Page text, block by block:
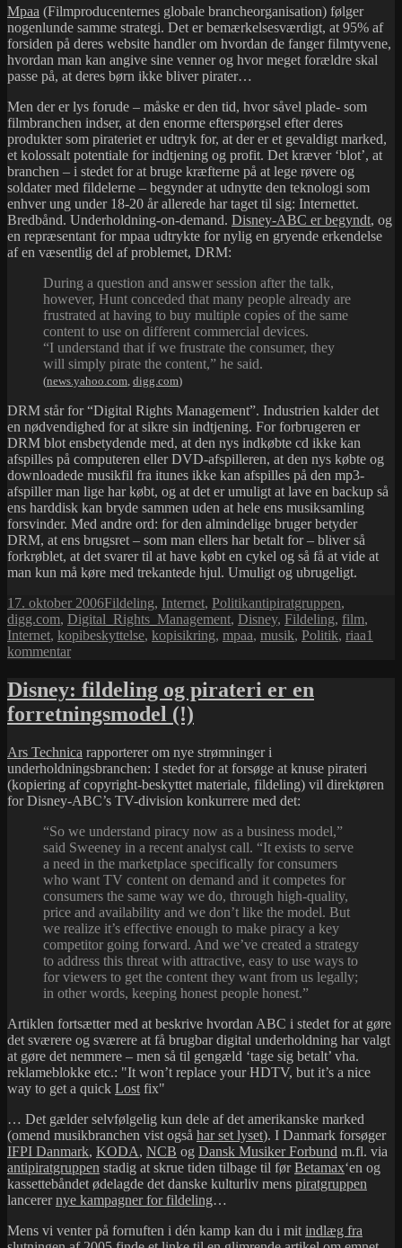
Mpaa (Filmproducenternes globale brancheorganisation) følger
nogenlunde samme strategi. Det er bemærkelsesværdigt, at 95% af
forsiden på deres website handler om hvordan de fanger filmtyvene,
hvordan man kan angive sine venner og hvor meget forældre skal
passe på, at deres børn ikke bliver pirater…
Men der er lys forude – måske er den tid, hvor såvel plade- som
filmbranchen indser, at den enorme efterspørgsel efter deres
produkter som pirateriet er udtryk for, at der er et gevaldigt marked,
et kolossalt potentiale for indtjening og profit. Det kræver ‘blot’, at
branchen – i stedet for at bruge kræfterne på at lege røvere og
soldater med fildelerne – begynder at udnytte den teknologi som
enhver ung under 18-20 år allerede har taget til sig: Internettet.
Bredbånd. Underholdning-on-demand. Disney-ABC er begyndt, og
en repræsentant for mpaa udtrykte for nylig en gryende erkendelse
af en væsentlig del af problemet, DRM:
During a question and answer session after the talk,
however, Hunt conceded that many people already are
frustrated at having to buy multiple copies of the same
content to use on different commercial devices.
“I understand that if we frustrate the consumer, they
will simply pirate the content,” he said.
(news.yahoo.com, digg.com)
DRM står for “Digital Rights Management”. Industrien kalder det
en nødvendighed for at sikre sin indtjening. For forbrugeren er
DRM blot ensbetydende med, at den nys indkøbte cd ikke kan
afspilles på computeren eller DVD-afspilleren, at den nys købte og
downloadede musikfil fra itunes ikke kan afspilles på den mp3-
afspiller man lige har købt, og at det er umuligt at lave en backup så
ens harddisk kan bryde sammen uden at hele ens musiksamling
forsvinder. Med andre ord: for den almindelige bruger betyder
DRM, at ens brugsret – som man ellers har betalt for – bliver så
forkrøblet, at det svarer til at have købt en cykel og så få at vide at
man kun må køre med trekantede hjul. Umuligt og ubrugeligt.
Udgivet
i
17. oktober 2006Kategorier
Fildeling, Internet, PolitikTags
antipiratgruppen,
digg.com, Digital_Rights_Management, Disney, Fildeling, film,
Internet, kopibeskyttelse, kopisikring, mpaa, musik, Politik, riaa1
kommentartil
mon
virker
bedst:
sagsanlæg
eller
lidt
selvransagelse?
Disney: fildeling og pirateri er en
forretningsmodel (!)
Ars Technica rapporterer om nye strømninger i
underholdningsbranchen: I stedet for at forsøge at knuse pirateri
(kopiering af copyright-beskyttet materiale, fildeling) vil direktøren
for Disney-ABC’s TV-division konkurrere med det:
“So we understand piracy now as a business model,”
said Sweeney in a recent analyst call. “It exists to serve
a need in the marketplace specifically for consumers
who want TV content on demand and it competes for
consumers the same way we do, through high-quality,
price and availability and we don’t like the model. But
we realize it’s effective enough to make piracy a key
competitor going forward. And we’ve created a strategy
to address this threat with attractive, easy to use ways to
for viewers to get the content they want from us legally;
in other words, keeping honest people honest.”
Artiklen fortsætter med at beskrive hvordan ABC i stedet for at gøre
det sværere og sværere at få brugbar digital underholdning har valgt
at gøre det nemmere – men så til gengæld ‘tage sig betalt’ vha.
reklameblokke etc.:
It won’t replace your HDTV, but it’s a nice
way to get a quick Lost fix
… Det gælder selvfølgelig kun dele af det amerikanske marked
(omend musikbranchen vist også har set lyset). I Danmark forsøger
IFPI Danmark, KODA, NCB og Dansk Musiker Forbund m.fl. via
antipiratgruppen stadig at skrue tiden tilbage til førBetamax‘en og
kassettebåndet ødelagde det danske kulturliv mens piratgruppen
lancerernye kampagner for fildeling…
Mens vi venter på fornuften i dén kamp kan du i mit indlæg fra